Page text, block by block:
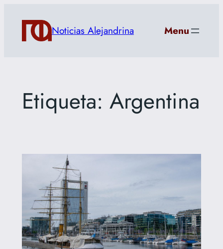
contenido
Noticias Alejandrina Menu
Etiqueta: Argentina